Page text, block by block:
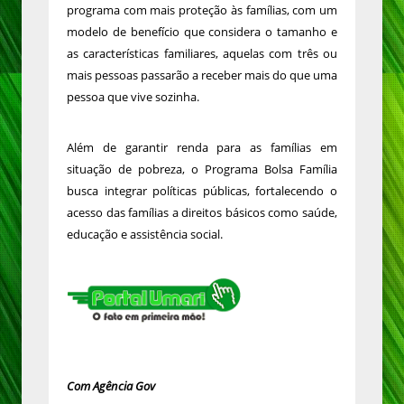
programa com mais proteção às famílias, com um
modelo de benefício que considera o tamanho e
as características familiares, aquelas com três ou
mais pessoas passarão a receber mais do que uma
pessoa que vive sozinha.
Além de garantir renda para as famílias em
situação de pobreza, o Programa Bolsa Família
busca integrar políticas públicas, fortalecendo o
acesso das famílias a direitos básicos como saúde,
educação e assistência social.
Com Agência Gov